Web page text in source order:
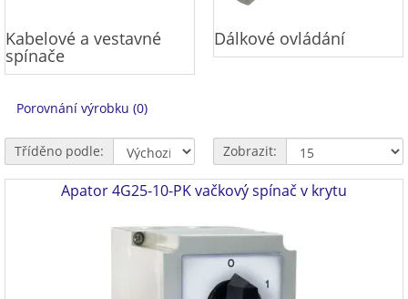
Kabelové a vestavné
spínače
Dálkové ovládání
Porovnání výrobku (0)
Tříděno podle: Zobrazit:
Apator 4G25-10-PK vačkový spínač v krytu